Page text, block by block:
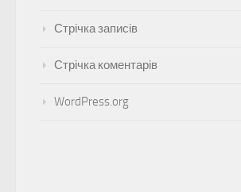
Стрічка записів
Стрічка коментарів
WordPress.org